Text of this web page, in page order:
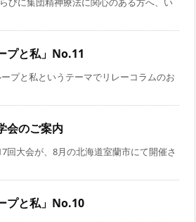
プと私」No.11
プと私というテーマでリレーコラムのお
会のご案内
回大会が、8月の北海道室蘭市にて開催さ
プと私」No.10